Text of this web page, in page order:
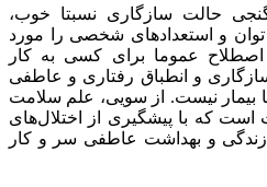
حالت سازگاری نسبتا خوب،
و استعدادهای شخصی را مورد
عموما برای کسی به کار
و انطباق رفتاری و عاطفی
نیست. از سویی، علم سلامت
که با پیشگیری از اختلال‌های
و بهداشت عاطفی سر و کار